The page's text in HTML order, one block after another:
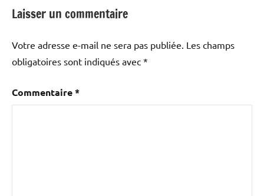
Laisser un commentaire
Votre adresse e-mail ne sera pas publiée. Les champs
obligatoires sont indiqués avec *
Commentaire*